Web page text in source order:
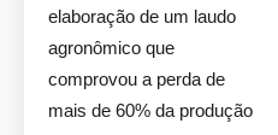
elaboração de um laudo
agronômico que
comprovou a perda de
mais de 60% da produção